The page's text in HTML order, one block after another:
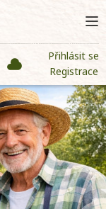
Přihlásit se
Registrace